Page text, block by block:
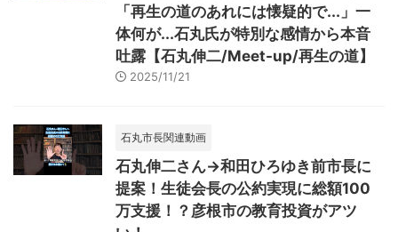
「再生の道のあれには懐疑的で...」一
体何が...石丸氏が特別な感情から本音
吐露【石丸伸二/Meet-up/再生の道】
2025/11/21
石丸市長関連動画
石丸伸二さん→和田ひろゆき前市長に
提案！生徒会長の公約実現に総額100
万支援！？彦根市の教育投資がアツ